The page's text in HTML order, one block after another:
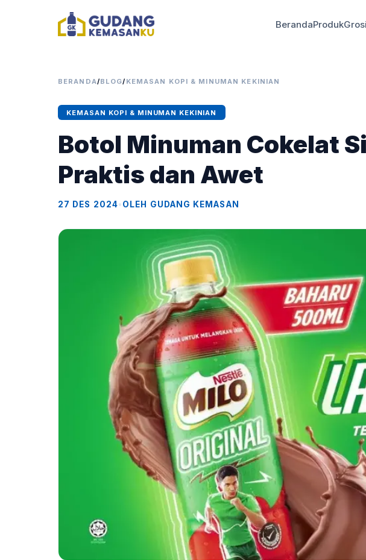
BerandaProduk
BERANDA/BLOG/ KEMASAN KOPI & MINUMAN KEKINIAN
KEMASAN KOPI & MINUMAN KEKINIAN
Botol Minuman Cokelat
Praktis dan Awet
27 DES 2024•OLEH GUDANG KEMASAN